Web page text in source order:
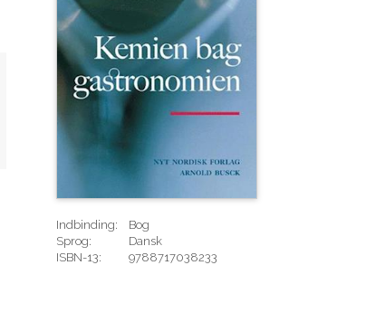
Indbinding:
Bog
Sprog:
Dansk
ISBN-13:
9788717038233